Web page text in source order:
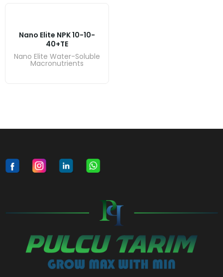
Nano Elite NPK 10-10-
40+TE
Nano Elite Water-Soluble
Macronutrients